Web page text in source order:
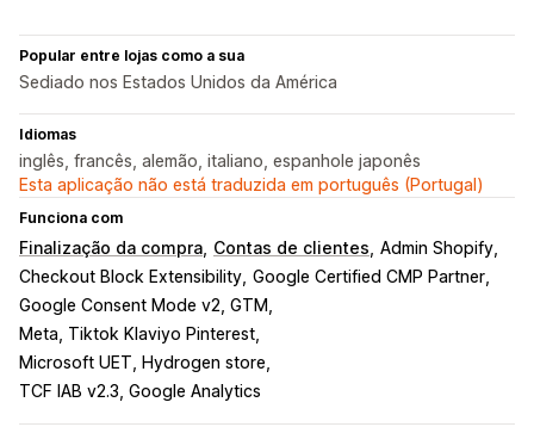
Popular entre lojas como a sua
Sediado nos Estados Unidos da América
Idiomas
inglês, francês, alemão, italiano, espanhole japonês
Esta aplicação não está traduzida em português (Portugal)
Funciona com
Finalização da compra Contas de clientes Admin Shopify
Checkout Block Extensibility Google Certified CMP Partner
Google Consent Mode v2, GTM
Meta, Tiktok Klaviyo Pinterest
Microsoft UET, Hydrogen store
TCF IAB v2.3, Google Analytics